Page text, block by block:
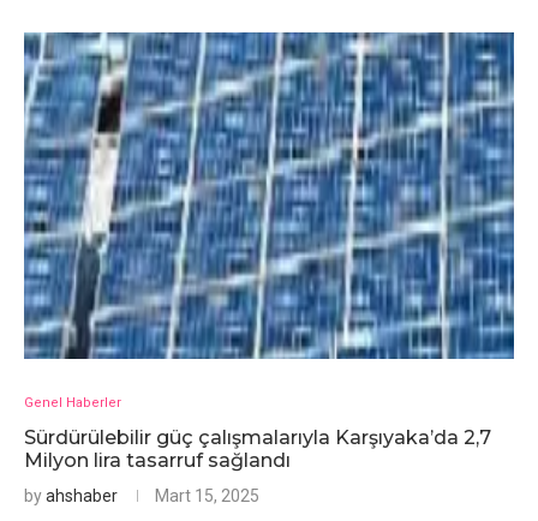
Genel Haberler
Sürdürülebilir güç çalışmalarıyla Karşıyaka’da 2,7
Milyon lira tasarruf sağlandı
byahshaber Mart 15, 2025